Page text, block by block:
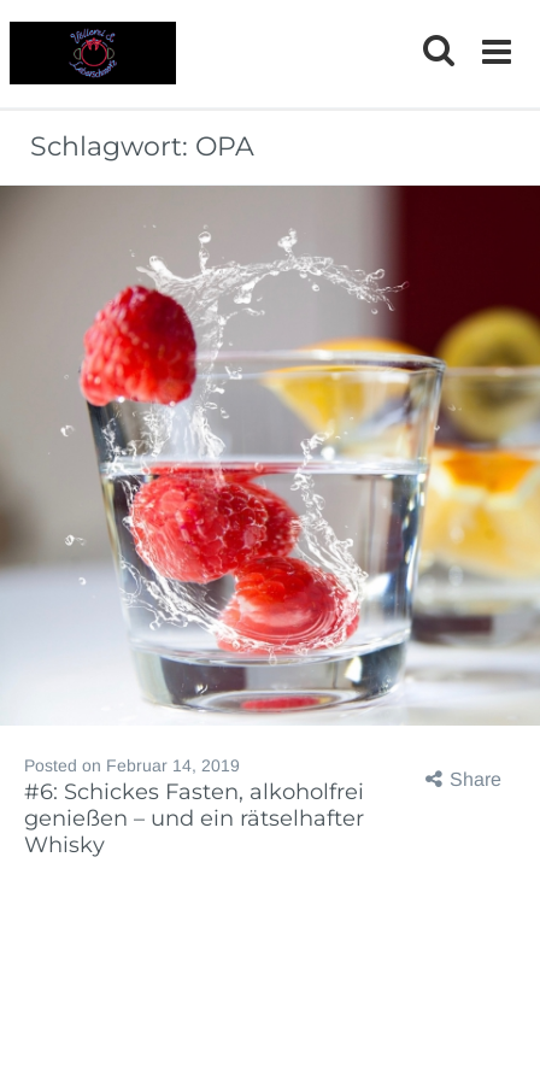
Schlagwort: OPA
Share
Posted on Februar 14, 2019
#6: Schickes Fasten, alkoholfrei
genießen – und ein rätselhafter
Whisky